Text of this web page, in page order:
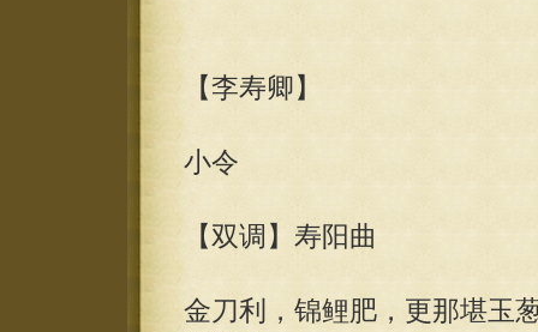
【李寿卿】
小令
【双调】寿阳曲
金刀利，锦鲤肥，更那堪玉